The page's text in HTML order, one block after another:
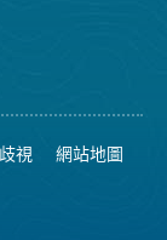
視
網站地圖